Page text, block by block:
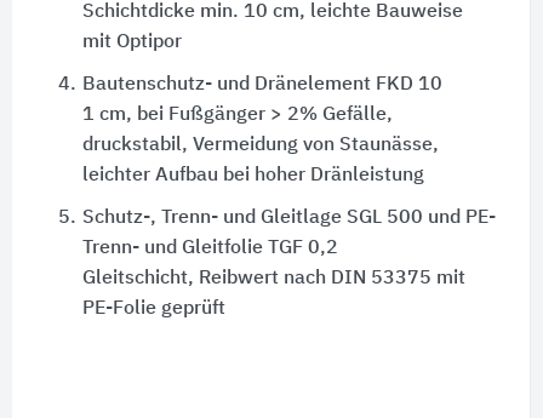
Schichtdicke min. 10 cm, leichte Bauweise
mit Optipor
4. Bautenschutz- und Dränelement FKD 10
1 cm, bei Fußgänger > 2% Gefälle,
druckstabil, Vermeidung von Staunässe,
leichter Aufbau bei hoher Dränleistung
5. Schutz-, Trenn- und Gleitlage SGL 500 und PE-
Trenn- und Gleitfolie TGF 0,2
Gleitschicht, Reibwert nach DIN 53375 mit
PE-Folie geprüft